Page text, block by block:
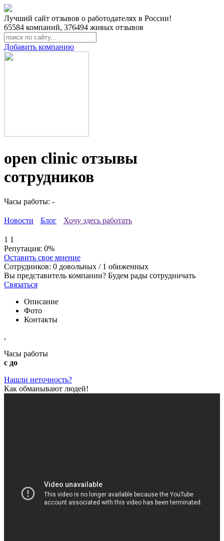
Лучший сайт отзывов о работодателях в России!
65584 компаний, 376494 живых отзывов
Добавить компанию
open clinic отзывы
сотрудников
Часы работы: -
Новости Блог Хочу здесь работать
1 1
Репутация: 0%
Оставить свое мнение
Сотрудников: 0 довольных / 1 обиженных
Вы представитель компании? Будем рады сотрудничать
Связаться
Описание
Фото
Контакты
,
Часы работы
с до
Нашли неточность?
Как обманывают людей!